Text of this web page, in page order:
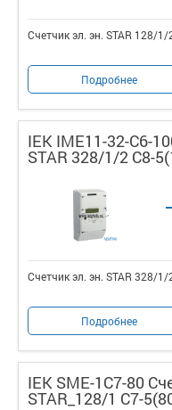
Счетчик эл. эн. STAR 128/
Подробнее
IEK IME11-32-C6-
STAR 328/1/2 С8-
Счетчик эл. эн. STAR 328/
Подробнее
IEK SME-1C7-80
STAR_128/1 С7-